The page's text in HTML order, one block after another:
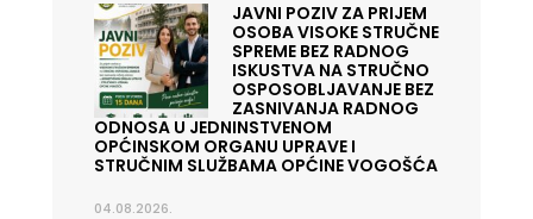
JAVNI POZIV ZA PRIJEM
OSOBA VISOKE STRUČNE
SPREME BEZ RADNOG
ISKUSTVA NA STRUČNO
OSPOSOBLJAVANJE BEZ
ZASNIVANJA RADNOG
ODNOSA U JEDNINSTVENOM
OPĆINSKOM ORGANU UPRAVE I
STRUČNIM SLUŽBAMA OPĆINE VOGOŠĆA
04.08.2026.